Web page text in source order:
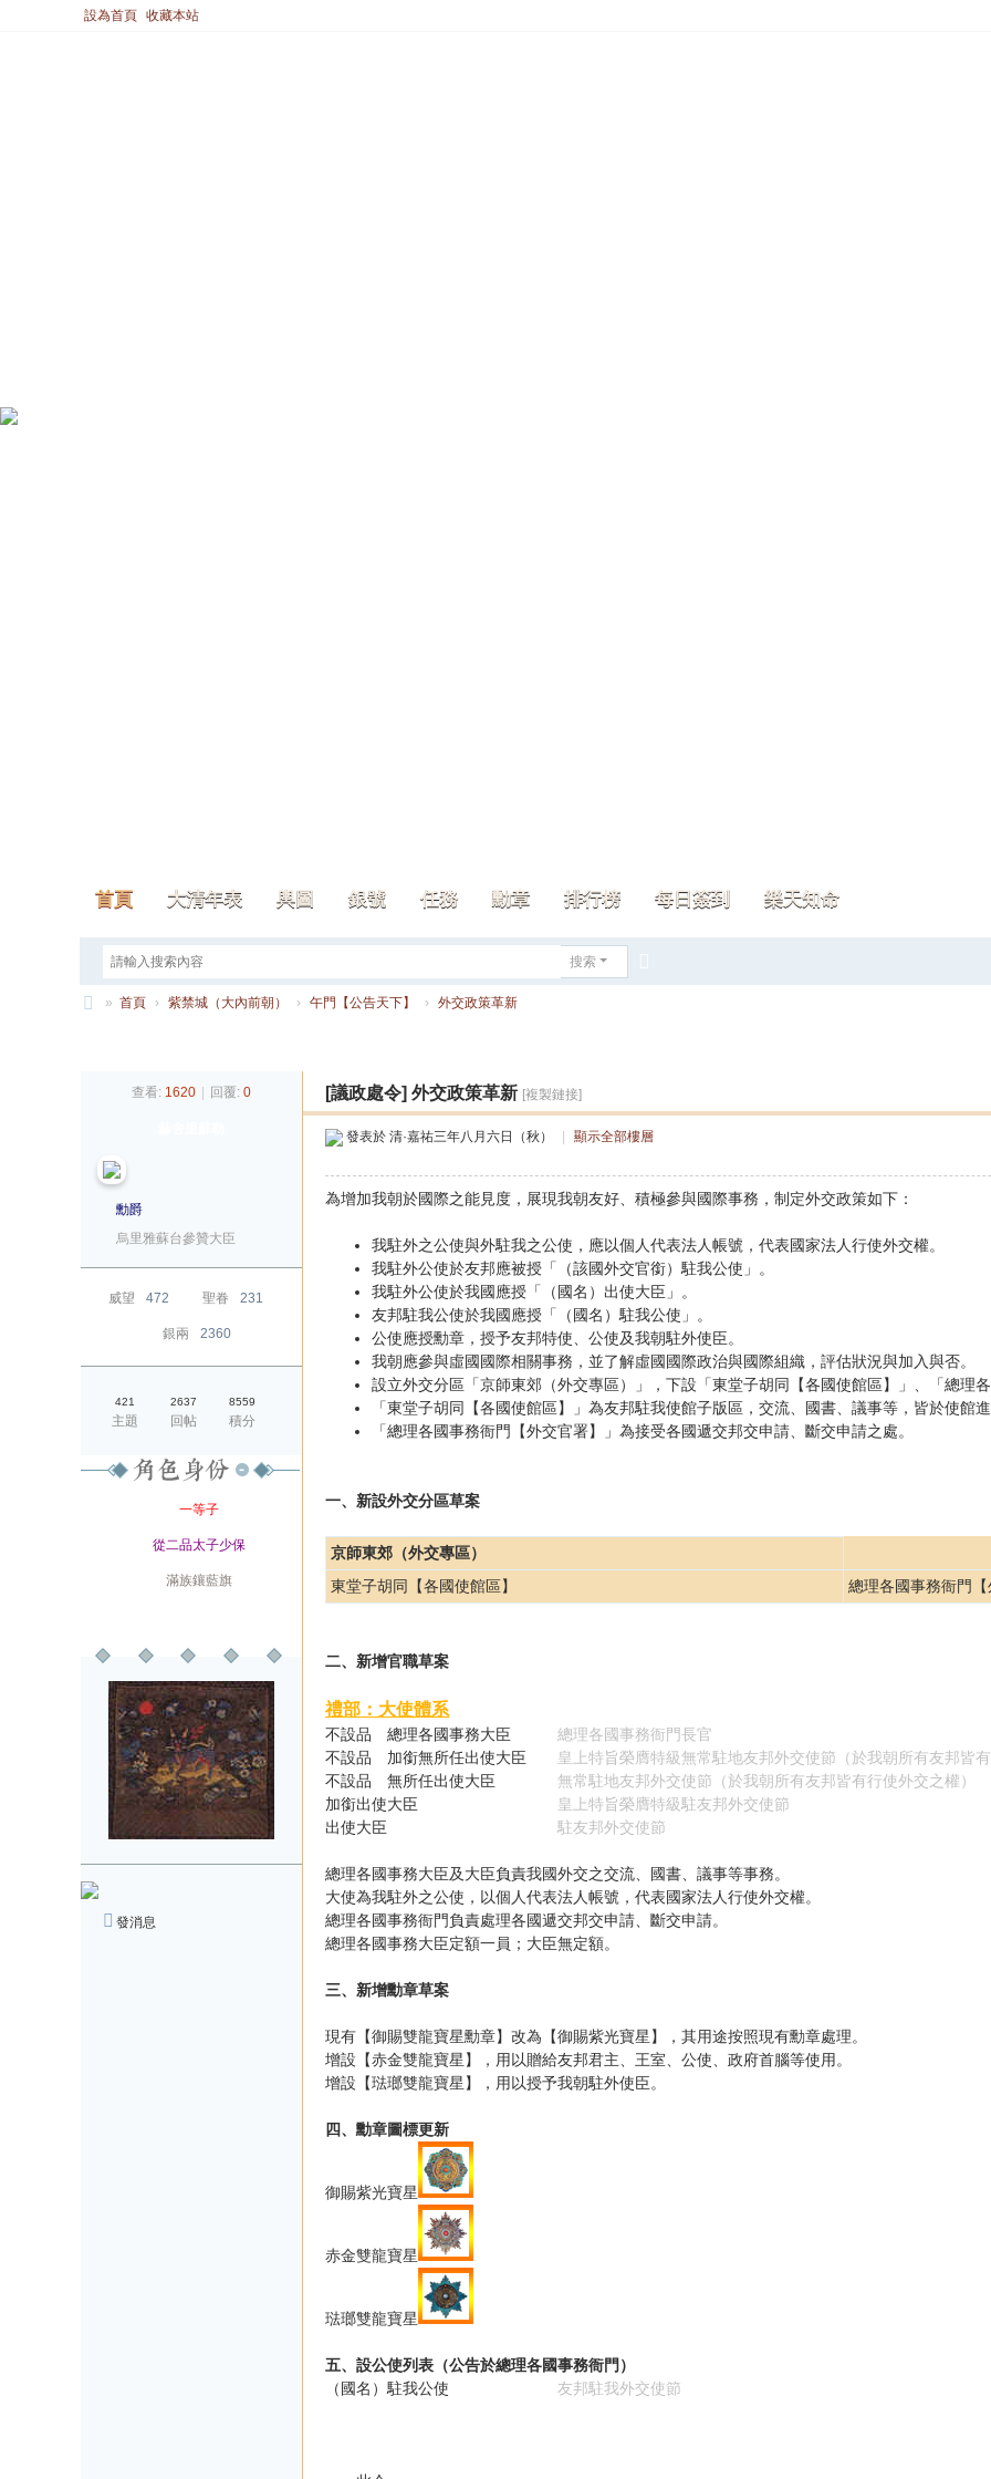
設為首頁 收藏本站
首頁 大清年表 輿圖 銀號 任務 勳章 排行榜 每日簽到 樂天知命
搜索
索
» 首頁 › 紫禁城（大內前朝） › 午門【公告天下】 › 外交政策革新
查看: 1620 回覆: 0 [議政處令] 外交政策革新 [複製鏈接]
勳爵
烏里雅蘇台參贊大臣
威望 472 聖眷 231
銀兩 2360
421
主題
2637
回帖
8559
積分
一等子
從二品太子少保
滿族鑲藍旗
發消息
發表於 清·嘉祐三年八月六日（秋） 顯示全部樓層
為增加我朝於國際之能見度，展現我朝友好、積極參與國際事務，制定外交政策如下：
我駐外之公使與外駐我之公使，應以個人代表法人帳號，代表國家法人行使外交權。
我駐外公使於友邦應被授「（該國外交官銜）駐我公使」。
我駐外公使於我國應授「（國名）出使大臣」。
友邦駐我公使於我國應授「（國名）駐我公使」。
公使應授勳章，授予友邦特使、公使及我朝駐外使臣。
我朝應參與虛國國際相關事務，並了解虛國國際政治與國際組織，評估狀況與加入與否。
設立外交分區「京師東郊（外交專區）」，下設「東堂子胡同【各國使館區】」、「總理
「東堂子胡同【各國使館區】」為友邦駐我使館子版區，交流、國書、議事等，皆於使館
「總理各國事務衙門【外交官署】」為接受各國遞交邦交申請、斷交申請之處。
一、新設外交分區草案
京師東郊（外交專區）
東堂子胡同【各國使館區】
總理各國事務衙門
二、新增官職草案
禮部：大使體系
不設品 總理各國事務大臣 總理各國事務衙門長官
不設品 加銜無所任出使大臣 皇上特旨榮膺特級無常駐地友邦外交使節（於我朝所有友邦皆
不設品 無所任出使大臣 無常駐地友邦外交使節（於我朝所有友邦皆有行使外交之權）
加銜出使大臣 皇上特旨榮膺特級駐友邦外交使節
出使大臣 駐友邦外交使節
總理各國事務大臣及大臣負責我國外交之交流、國書、議事等事務。
大使為我駐外之公使，以個人代表法人帳號，代表國家法人行使外交權。
總理各國事務衙門負責處理各國遞交邦交申請、斷交申請。
總理各國事務大臣定額一員；大臣無定額。
三、新增勳章草案
現有【御賜雙龍寶星勳章】改為【御賜紫光寶星】，其用途按照現有勳章處理。
增設【赤金雙龍寶星】，用以贈給友邦君主、王室、公使、政府首腦等使用。
增設【琺瑯雙龍寶星】，用以授予我朝駐外使臣。
四、勳章圖標更新
御賜紫光寶星
赤金雙龍寶星
琺瑯雙龍寶星
五、設公使列表（公告於總理各國事務衙門）
（國名）駐我公使 友邦駐我外交使節